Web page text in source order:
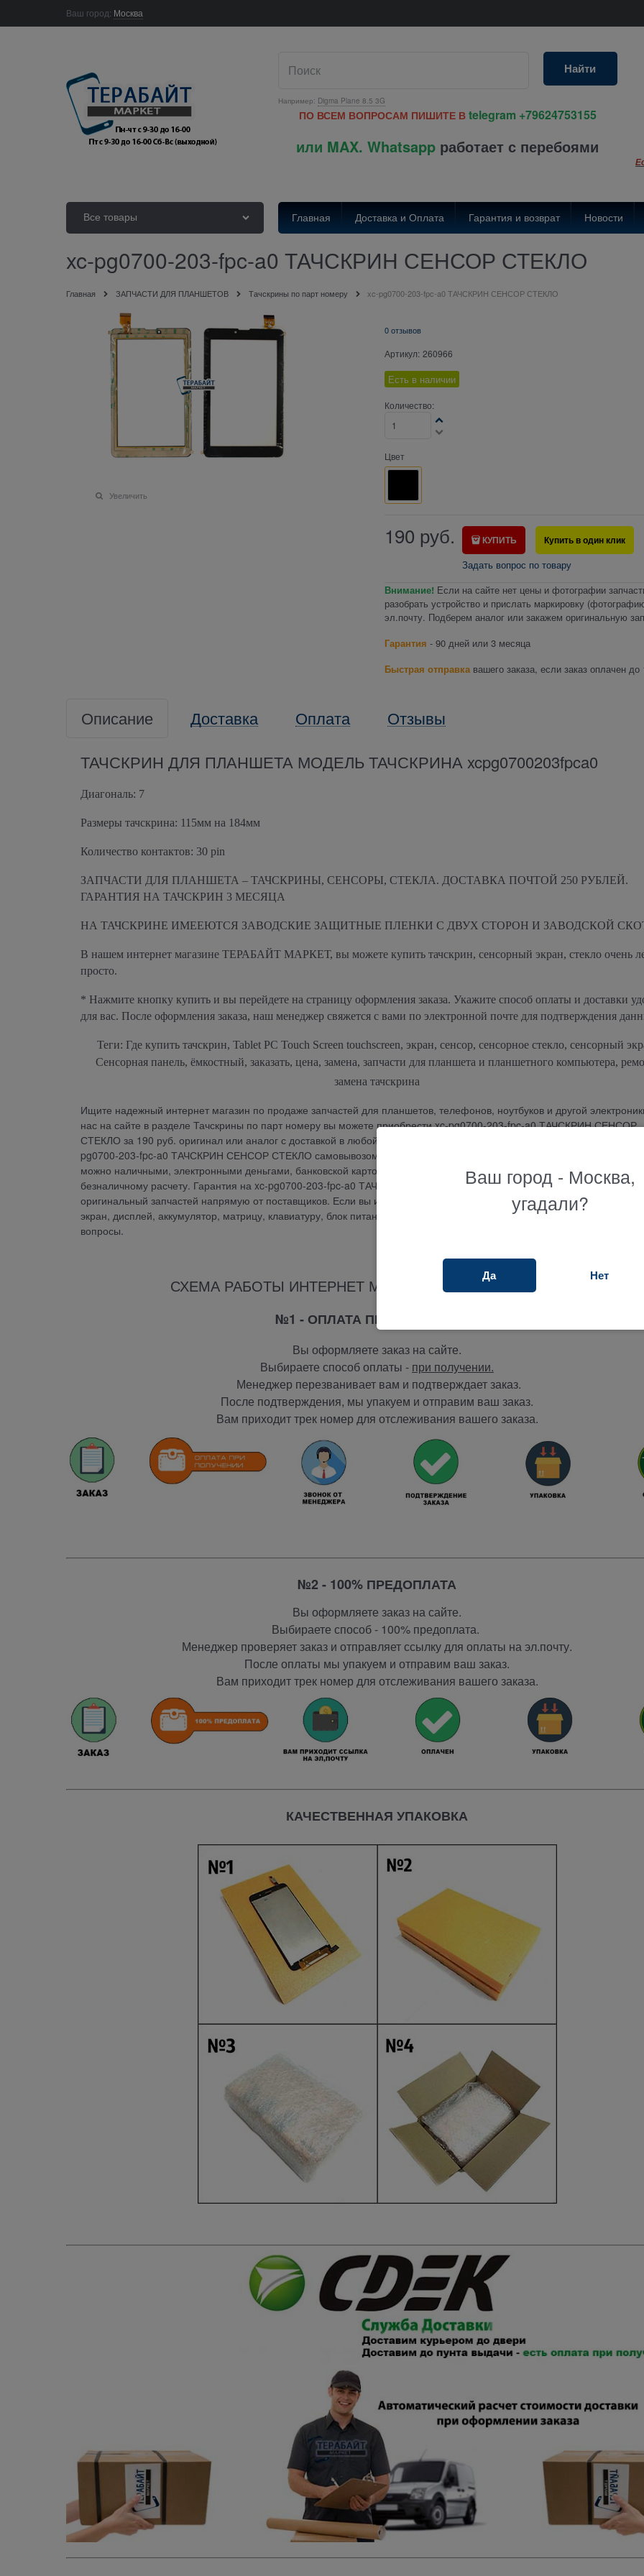
Ваш город: Москва
Например: Digma Plane 8.5 3G
Найти
ПО ВСЕМ ВОПРОСАМ ПИШИТЕ В telegram +79624753155
или MAX. Whatsapp работает с перебоями
Все товары Главная Доставка и Оплата Гарантия и возврат Новости
xc-pg0700-203-fpc-a0 ТАЧСКРИН СЕНСОР СТЕКЛО
Главная ЗАПЧАСТИ ДЛЯ ПЛАНШЕТОВ Тачскрины по парт номеру xc-pg0700-203-fpc-a0 ТАЧСКРИН СЕНСОР СТЕКЛО
Увеличить
0 отзывов
Артикул: 260966
Есть в наличии
Количество:
Цвет
190 руб. КУПИТЬ Купить в один клик
Задать вопрос по товару
Внимание! Если на сайте нет цены и фотографии
разобрать устройство и прислать маркировку
эл.почту. Подберем аналог или закажем оригинальную
Гарантия - 90 дней или 3 месяца
Быстрая отправкавашего заказа, если заказ оплачен до
Описание Доставка Оплата
Отзывы
ТАЧСКРИН ДЛЯ ПЛАНШЕТА МОДЕЛЬ ТАЧСКРИНА xcpg0700203fpca0
Диагональ: 7
Размеры тачскрина: 115мм на 184мм
Количество контактов: 30 pin
ЗАПЧАСТИ ДЛЯ ПЛАНШЕТА – ТАЧСКРИНЫ, СЕНСОРЫ, СТЕКЛА. ДОСТАВКА ПОЧТОЙ 250 РУБЛЕЙ.
ГАРАНТИЯ НА ТАЧСКРИН 3 МЕСЯЦА
НА ТАЧСКРИНЕ ИМЕЕЮТСЯ ЗАВОДСКИЕ ЗАЩИТНЫЕ ПЛЕНКИ С ДВУХ СТОРОН И ЗАВОДСКОЙ
В нашем интернет магазине ТЕРАБАЙТ МАРКЕТ, вы можете купить тачскрин, сенсорный экран, стекло очень
просто.
* Нажмите кнопку купить и вы перейдете на страницу оформления заказа. Укажите способ оплаты и доставки
для вас. После оформления заказа, наш менеджер свяжется с вами по электронной почте для подтверждения
Теги: Где купить тачскрин, Tablet PC Touch Screen touchscreen, экран, сенсор, сенсорное стекло, сенсорный
Сенсорная панель, ёмкостный, заказать, цена, замена, запчасти для планшета и планшетного компьютера,
замена тачскрина
Ищите надежный интернет магазин по продаже запчастей для планшетов, телефонов, ноутбуков и другой
нас на сайте в разделе Тачскрины по парт номеру вы можете приобрести xc-pg0700-203-fpc-a0 ТАЧСКРИН СЕНСОР
СТЕКЛО за 190 руб. оригинал или аналог с доставкой в любой город или оформить самовывоз и получить ваш заказ xc-
pg0700-203-fpc-a0 ТАЧСКРИН СЕНСОР СТЕКЛО самовывозом в нашем магазине в удобном пункте выдачи. Оплатить
можно наличными, электронными деньгами, банковской картой, по банковскому счету, наложенным платежом или по
безналичному расчету. Гарантия на xc-pg0700-203-fpc-a0 ТАЧСКРИН СЕНСОР СТЕКЛО 3 месяца. Огромный выбор
оригинальный запчастей напрямую от поставщиков. Если вы ищите где купить и не знаете как подобрать тачскрин,
экран, дисплей, аккумулятор, матрицу, клавиатуру, блок питания или другую запчасть, наш менеджер ответит на
вопросы.
СХЕМА РАБОТЫ ИНТЕРНЕТ МАГАЗИНА ТЕРАБАЙТ МАРКЕТ
№1 - ОПЛАТА ПРИ ПОЛУЧЕНИИ
Вы оформляете заказ на сайте.
Выбираете способ оплаты - при получении.
Менеджер перезванивает вам и подтверждает заказ.
После подтверждения, мы упакуем и отправим ваш заказ.
Вам приходит трек номер для отслеживания вашего заказа.
№2 - 100% ПРЕДОПЛАТА
Вы оформляете заказ на сайте.
Выбираете способ - 100% предоплата.
Менеджер проверяет заказ и отправляет ссылку для оплаты на эл.почту.
После оплаты мы упакуем и отправим ваш заказ.
Вам приходит трек номер для отслеживания вашего заказа.
КАЧЕСТВЕННАЯ УПАКОВКА
Ваш город - Москва,
угадали?
Да Нет